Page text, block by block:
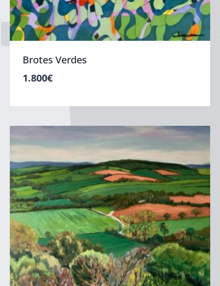
Brotes Verdes
1.800€